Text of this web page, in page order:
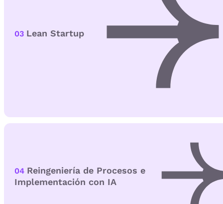
03 Lean Startup
04 Reingeniería de Procesos e
Implementación con IA